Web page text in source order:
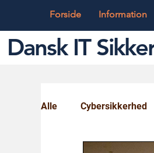
Forside Information
Dansk IT
Alle Cybersikkerhed